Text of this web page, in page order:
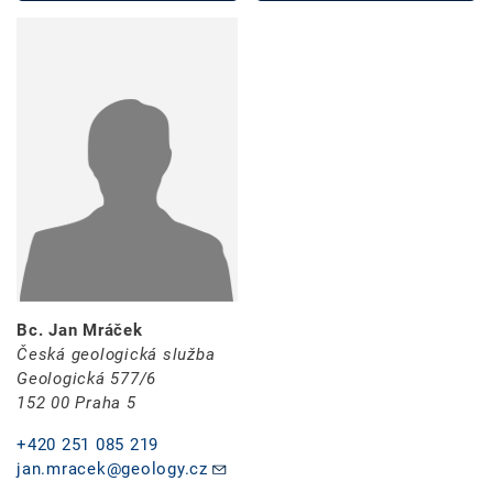
Bc. Jan Mráček
Česká geologická služba
Geologická 577/6
152 00 Praha 5
+420 251 085 219
jan.mracek@geology.cz